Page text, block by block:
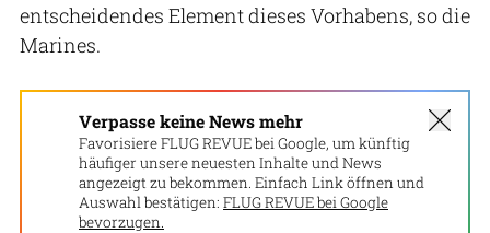
entscheidendes Element dieses Vorhabens, so die
Marines.
Verpasse keine News mehr
Favorisiere FLUG REVUE bei Google, um künftig
häufiger unsere neuesten Inhalte und News
angezeigt zu bekommen. Einfach Link öffnen und
Auswahl bestätigen: FLUG REVUE bei Google
bevorzugen.